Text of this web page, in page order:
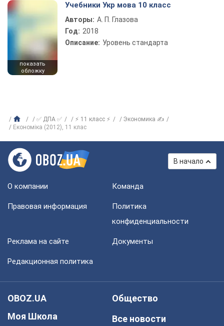
показать
обложку
Учебники Укр мова 10 класс
Авторы: А. П. Глазова
Год: 2018
Описание: Уровень стандарта
✅ ДПА ✅ ⚡ 11 класс ⚡
Экономика ✍
Економіка (2012), 11 клас
В начало
О компании Команда
Правовая информация
Политика
конфиденциальности
Реклама на сайте Документы
Редакционная политика
OBOZ.UA
Моя Школа
Общество
Все новости